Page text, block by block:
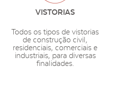
VISTORIAS
Todos os tipos de vistorias
de construção civil,
residenciais, comerciais e
industriais, para diversas
finalidades.